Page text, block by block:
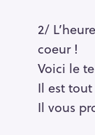
2/
coeur !
Voici le
Il est
Il vous